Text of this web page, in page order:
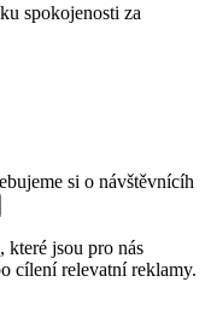
spokojenosti za
si o návštěvnícíh
které jsou pro nás
cílení relevatní reklamy.